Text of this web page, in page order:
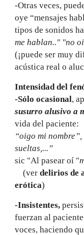
-Otras veces,
oye “mensajes
tipos de sonidos
me hablan.." "no
(¡puede ser muy
acústica real o
Intensidad del
-Sólo ocasional,
susurro alusivo a
vida del paciente:
“oigo mi
sueltas,...”
sic "Al pasear oí "
(verdelirios de
erótica)
-Insistentes,
fuerzan al
voces, haciendo